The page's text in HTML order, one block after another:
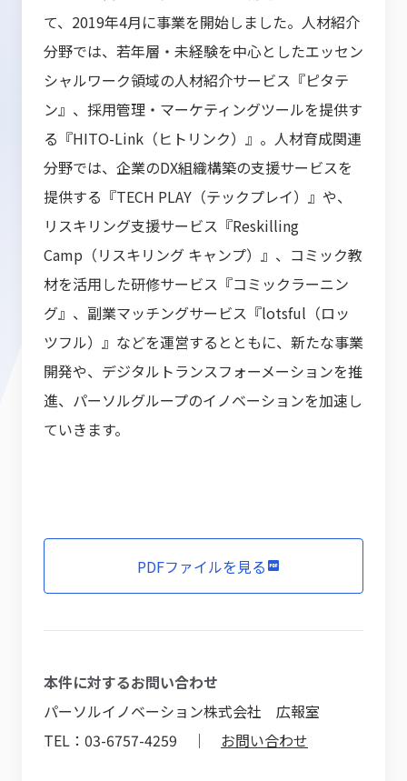
て、2019年4月に事業を開始しました。人材紹介
分野では、若年層・未経験を中心としたエッセン
シャルワーク領域の人材紹介サービス『ピタテ
ン』、採用管理・マーケティングツールを提供す
る『HITO-Link（ヒトリンク）』。人材育成関連
分野では、企業のDX組織構築の支援サービスを
提供する『TECH PLAY（テックプレイ）』や、
リスキリング支援サービス『Reskilling
Camp（リスキリング キャンプ）』、コミック教
材を活用した研修サービス『コミックラーニン
グ』、副業マッチングサービス『lotsful（ロッ
ツフル）』などを運営するとともに、新たな事業
開発や、デジタルトランスフォーメーションを推
進、パーソルグループのイノベーションを加速し
ていきます。
PDFファイルを見る
本件に対するお問い合わせ
パーソルイノベーション株式会社 広報室
TEL：03-6757-4259 ｜ お問い合わせ